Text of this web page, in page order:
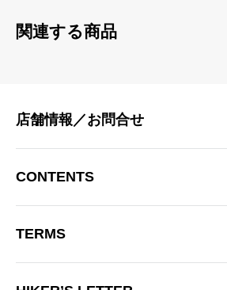
関連する商品
店舗情報／お問合せ
ョン2F
OPEN：12:00～20:00（火曜定休）
CONTENTS
商品一覧
ブランド
ブログ
TERMS